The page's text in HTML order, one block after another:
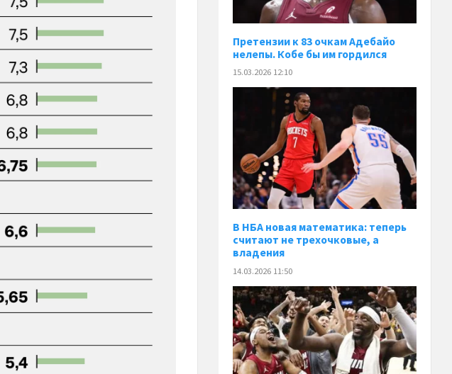
Претензии к 83 очкам Адебайо
нелепы. Кобе бы им гордился
15.03.2026 12:10
В НБА новая математика: теперь
считают не трехочковые, а
владения
14.03.2026 11:50